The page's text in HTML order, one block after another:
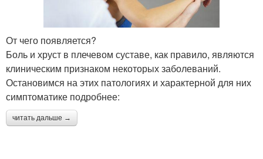
От чего появляется?
Боль и хруст в плечевом суставе, как правило, являются
клиническим признаком некоторых заболеваний.
Остановимся на этих патологиях и характерной для них
симптоматике подробнее:
читать дальше →